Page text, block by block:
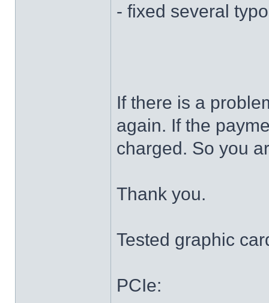
- fixed several
If there is a
again. If the
charged. So you
Thank you.
Tested graphic
PCIe: